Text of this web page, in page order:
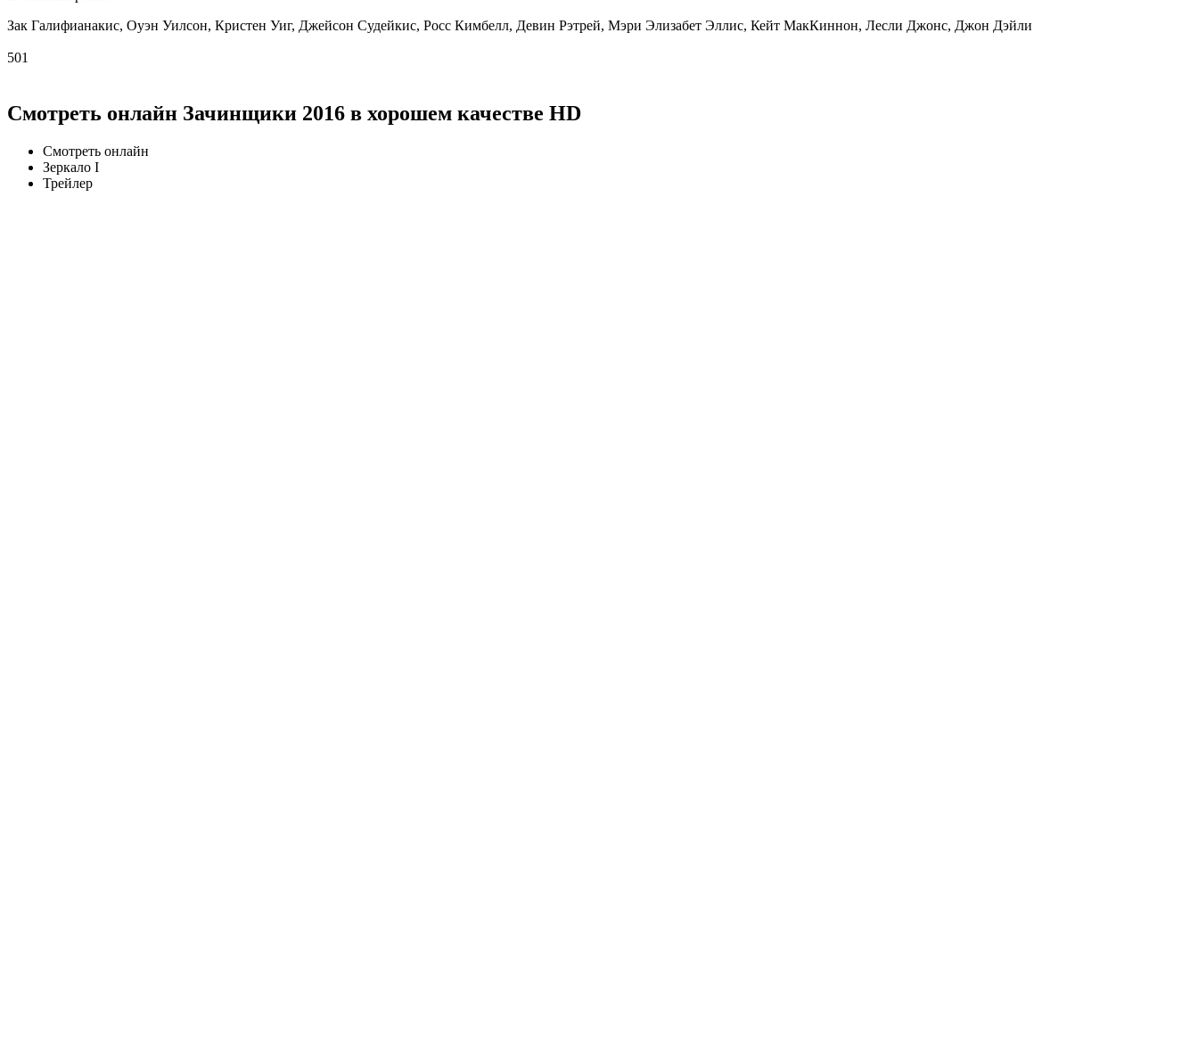
Зак Галифианакис, Оуэн Уилсон, Кристен Уиг, Джейсон Судейкис, Росс Кимбелл, Девин Рэтрей, Мэри Элизабет Эллис, Кейт МакКиннон, Лесли Джонс, Джон Дэйли
501
Смотреть онлайн Зачинщики 2016 в хорошем качестве HD
Смотреть онлайн
Зеркало I
Трейлер